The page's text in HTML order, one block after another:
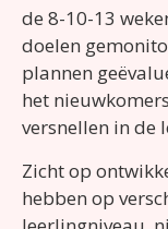
de 8-10-13
doelen
plannen
het
versnellen in de
Zicht op
hebben op